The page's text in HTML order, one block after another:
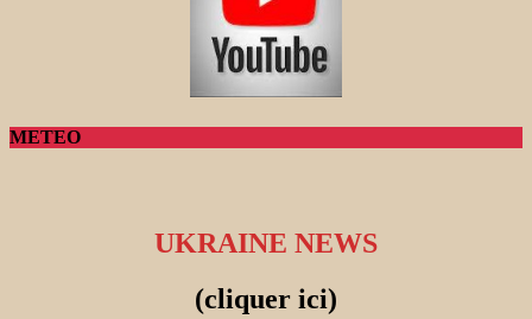
METEO
UKRAINE NEWS
(cliquer ici)